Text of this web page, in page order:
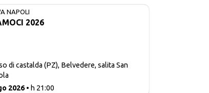
NAPOLI
2026
di castalda (PZ), Belvedere, salita San
2026• h 21:00